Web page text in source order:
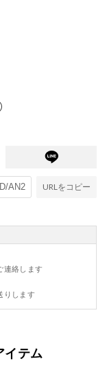
URLをコピー
連絡します
りします
イテム